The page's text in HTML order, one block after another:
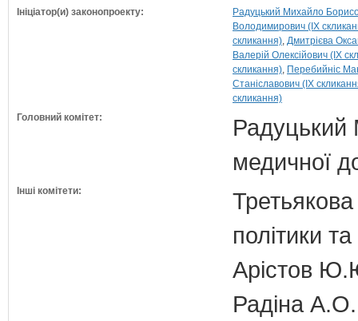
Ініціатор(и) законопроекту:
Радуцький Михайло
Володимирович (IX
скликання) Дмитрієва
Валерій Олексійович (IX
скликання) Перебийніс
Станіславович (IX
скликання)
Головний комітет:
Радуцький
медичної
Інші комітети:
політики
Арістов
Радіна А.О.